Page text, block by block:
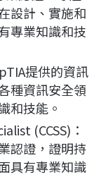
設計、實施和
專業知識和技
提供的資訊
種資訊安全領
和技能。
(CCSS)：
認證，證明持
具有專業知識